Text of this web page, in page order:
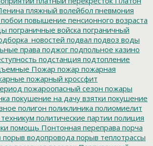
пляжный волейбол пневмония
побои повышение пенсионного возраста
пограничные войска пограничный
подвал подвоз воды
права поджог подпольное казино
подстанция подтопление
Пожар пожар пожарная
пожарный кроссфит
пожароопасный сезон пожары
покушение на дачу взятки покушение
полигон поликлиника полиомиелит
политические партии полиция
помощь Понтонная переправа порча
порыв водопровода порыв теплотрассы